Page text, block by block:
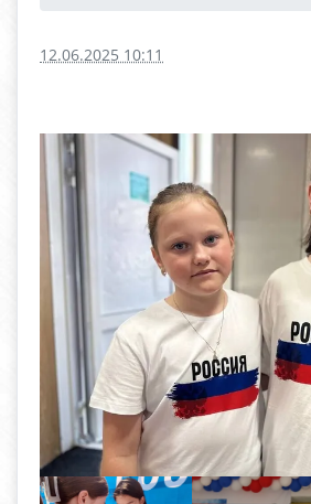
12.06.2025 10:11